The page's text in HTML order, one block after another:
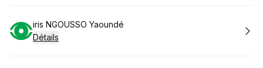
Réserver
iris NGOUSSO Yaoundé
Détails